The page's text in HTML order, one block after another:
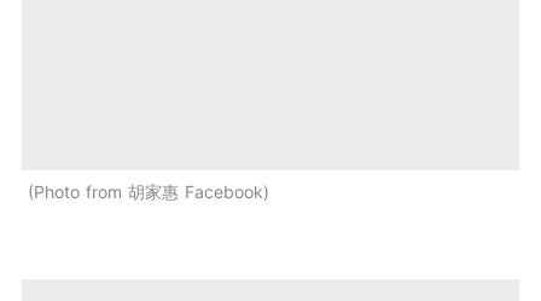
Photo from 胡家惠 Facebook